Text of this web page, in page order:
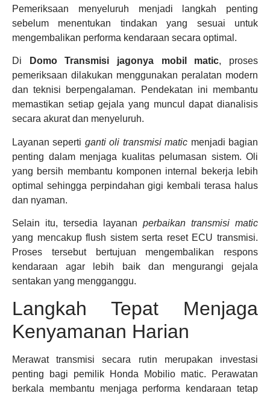
Pemeriksaan menyeluruh menjadi langkah penting
sebelum menentukan tindakan yang sesuai untuk
mengembalikan performa kendaraan secara optimal.
Di Domo Transmisi jagonya mobil matic, proses
pemeriksaan dilakukan menggunakan peralatan modern
dan teknisi berpengalaman. Pendekatan ini membantu
memastikan setiap gejala yang muncul dapat dianalisis
secara akurat dan menyeluruh.
Layanan seperti ganti oli transmisi matic menjadi bagian
penting dalam menjaga kualitas pelumasan sistem. Oli
yang bersih membantu komponen internal bekerja lebih
optimal sehingga perpindahan gigi kembali terasa halus
dan nyaman.
Selain itu, tersedia layanan perbaikan transmisi matic
yang mencakup flush sistem serta reset ECU transmisi.
Proses tersebut bertujuan mengembalikan respons
kendaraan agar lebih baik dan mengurangi gejala
sentakan yang mengganggu.
Langkah Tepat Menjaga
Kenyamanan Harian
Merawat transmisi secara rutin merupakan investasi
penting bagi pemilik Honda Mobilio matic. Perawatan
berkala membantu menjaga performa kendaraan tetap